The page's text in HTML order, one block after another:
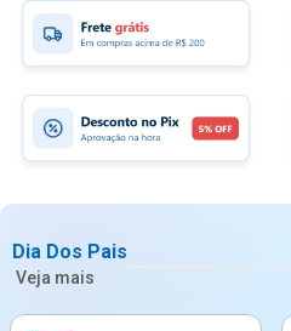
Dia Dos Pais
Veja mais